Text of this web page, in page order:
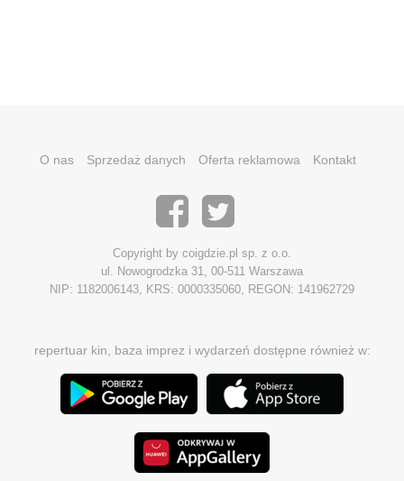
O nas Sprzedaż danych Oferta reklamowa Kontakt
Copyright by coigdzie.pl sp. z o.o.
ul. Nowogrodzka 31, 00-511 Warszawa
NIP: 1182006143, KRS: 0000335060, REGON: 141962729
repertuar kin, baza imprez i wydarzeń dostępne również w: